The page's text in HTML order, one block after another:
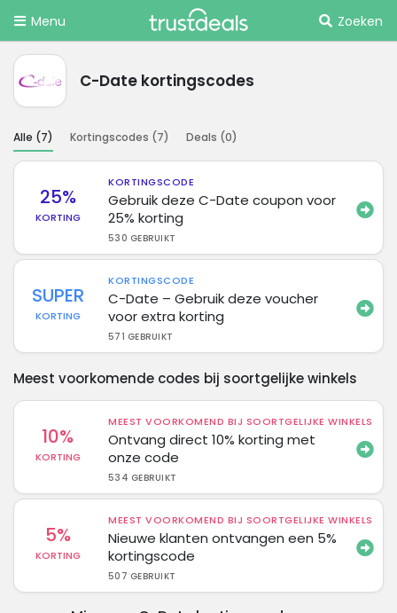
Menu Zoeken
C-Date kortingscodes
Alle (7) Kortingscodes (7) Deals (0)
25%
KORTING
KORTINGSCODE
Gebruik deze C-Date coupon voor
25% korting
530 GEBRUIKT
SUPER
KORTING
KORTINGSCODE
C-Date – Gebruik deze voucher
voor extra korting
571 GEBRUIKT
Meest voorkomende codes bij soortgelijke winkels
10%
KORTING
MEEST VOORKOMEND BIJ SOORTGELIJKE WINKELS
Ontvang direct 10% korting met
onze code
534 GEBRUIKT
5%
KORTING
MEEST VOORKOMEND BIJ SOORTGELIJKE WINKELS
Nieuwe klanten ontvangen een 5%
kortingscode
507 GEBRUIKT